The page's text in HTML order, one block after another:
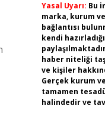
Yasal Uyarı: Bu
marka, kurum
bağlantısı
kendi
haber niteliği
ve kişiler
Gerçek kurum
tamamen
halindedir ve